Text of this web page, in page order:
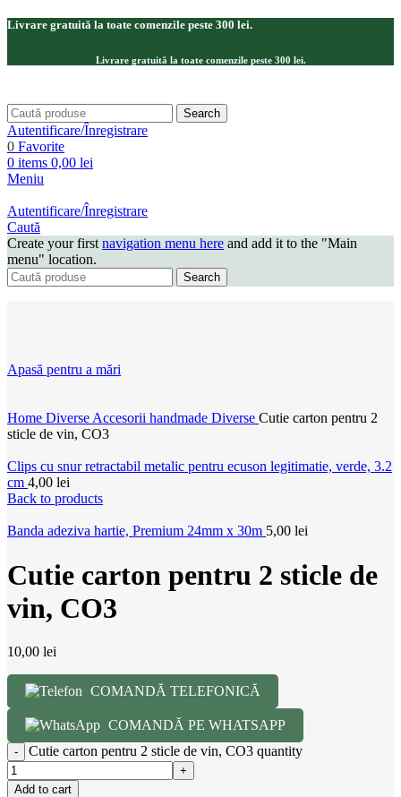
Livrare gratuită la toate comenzile peste 300 lei.
Livrare gratuită la toate comenzile peste 300 lei.
Search
Autentificare/Înregistrare
0 Favorite
0 items 0,00 lei
Meniu
Autentificare/Înregistrare
Caută
Create your first navigation menu here and add it to the "Main
menu" location.
Search
Apasă pentru a mări
Home Diverse Accesorii handmade Diverse Cutie carton pentru 2
sticle de vin, CO3
Clips cu snur retractabil metalic pentru ecuson legitimatie, verde, 3.2
cm 4,00 lei
Back to products
Banda adeziva hartie, Premium 24mm x 30m 5,00 lei
Cutie carton pentru 2 sticle de
vin, CO3
10,00 lei
COMANDĂ TELEFONICĂ
COMANDĂ PE WHATSAPP
Cutie carton pentru 2 sticle de vin, CO3 quantity
Add to cart